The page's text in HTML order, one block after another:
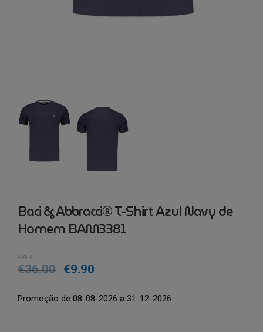
Baci & Abbracci® T-Shirt Azul Navy de
Homem BAM3381
PVPR
€36.00 €9.90
Promoção de 08-08-2026 a 31-12-2026